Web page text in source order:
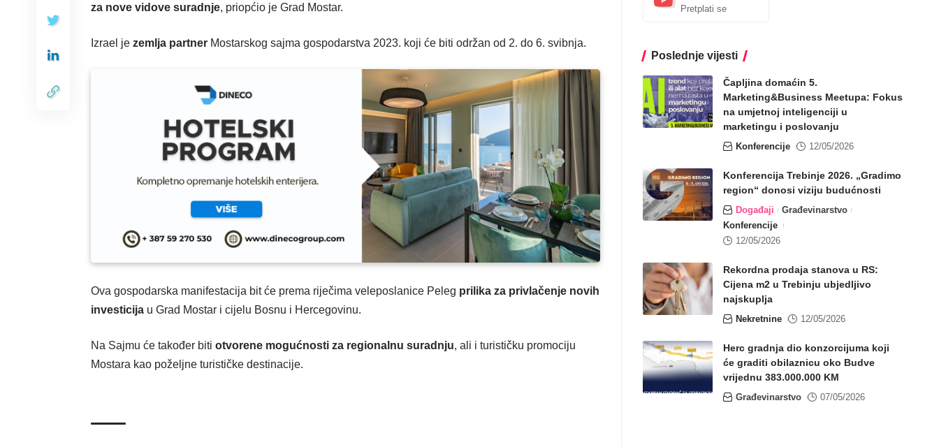
za nove vidove suradnje, priopćio je Grad Mostar.
Izrael je zemlja partner Mostarskog sajma gospodarstva 2023. koji će biti održan od 2. do 6. svibnja.
Ova gospodarska manifestacija bit će prema riječima veleposlanice Peleg prilika za privlačenje novih
investicija u Grad Mostar i cijelu Bosnu i Hercegovinu.
Na Sajmu će također biti otvorene mogućnosti za regionalnu suradnju, ali i turističku promociju
Mostara kao poželjne turističke destinacije.
Pretplati se
Poslednje vijesti
Čapljina domaćin 5.
Marketing&Business Meetupa: Fokus
na umjetnoj inteligenciji u
marketingu i poslovanju
Konferencije 12/05/2026
Konferencija Trebinje 2026. „Gradimo
region“ donosi viziju budućnosti
Događaji
Građevinarstvo
Konferencije
12/05/2026
Rekordna prodaja stanova u RS:
Cijena m2 u Trebinju ubjedljivo
najskuplja
Nekretnine 12/05/2026
Herc gradnja dio konzorcijuma koji
će graditi obilaznicu oko Budve
vrijednu 383.000.000 KM
Građevinarstvo 07/05/2026